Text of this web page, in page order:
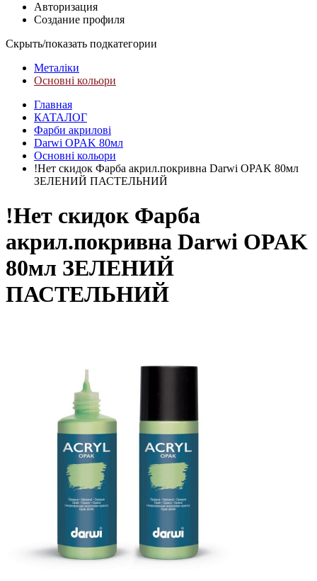
Авторизация
Создание профиля
Скрыть/показать подкатегории
Металіки
Основні кольори
Главная
КАТАЛОГ
Фарби акрилові
Darwi OPAK 80мл
Основні кольори
!Нет скидок Фарба акрил.покривна Darwi OPAK 80мл
ЗЕЛЕНИЙ ПАСТЕЛЬНИЙ
!Нет скидок Фарба
акрил.покривна Darwi OPAK
80мл ЗЕЛЕНИЙ
ПАСТЕЛЬНИЙ